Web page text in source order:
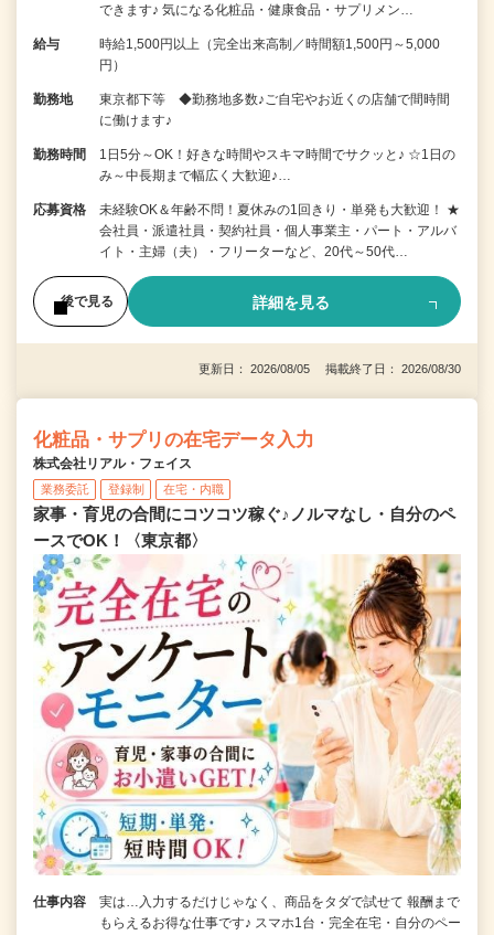
できます♪ 気になる化粧品・健康食品・サプリメン…
給与
時給1,500円以上（完全出来高制／時間額1,500円～5,000
円）
勤務地
東京都下等 ◆勤務地多数♪ご自宅やお近くの店舗で間時間
に働けます♪
勤務時間
1日5分～OK！好きな時間やスキマ時間でサクッと♪ ☆1日の
み～中長期まで幅広く大歓迎♪…
応募資格
未経験OK＆年齢不問！夏休みの1回きり・単発も大歓迎！ ★
会社員・派遣社員・契約社員・個人事業主・パート・アルバ
イト・主婦（夫）・フリーターなど、20代～50代…
後で見る 詳細を見る
更新日： 2026/08/05 掲載終了日： 2026/08/30
化粧品・サプリの在宅データ入力
株式会社リアル・フェイス
業務委託 登録制 在宅・内職
家事・育児の合間にコツコツ稼ぐ♪ノルマなし・自分のペ
ースでOK！〈東京都〉
仕事内容
実は…入力するだけじゃなく、商品をタダで試せて 報酬まで
もらえるお得な仕事です♪ スマホ1台・完全在宅・自分のペー